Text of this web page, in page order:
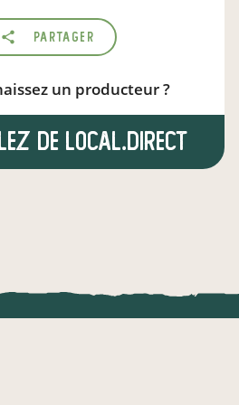
Partager
un producteur ?
de local.direct